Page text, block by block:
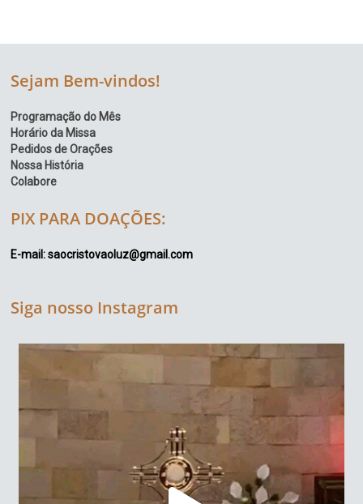
Sejam Bem-vindos!
Programação do Mês
Horário da Missa
Pedidos de Orações
Nossa História
Colabore
PIX PARA DOAÇÕES:
E-mail: saocristovaoluz@gmail.com
Siga nosso Instagram